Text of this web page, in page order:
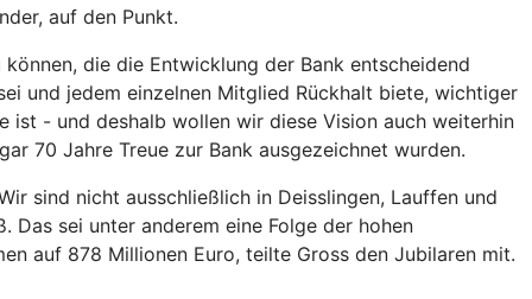
auf den Punkt.
die die Entwicklung der Bank entscheidend
und jedem einzelnen Mitglied Rückhalt biete, wichtiger
ist - und deshalb wollen wir diese Vision auch weiterhin
70 Jahre Treue zur Bank ausgezeichnet wurden.
sind nicht ausschließlich in Deisslingen, Lauffen und
Das sei unter anderem eine Folge der hohen
auf 878 Millionen Euro, teilte Gross den Jubilaren mit.